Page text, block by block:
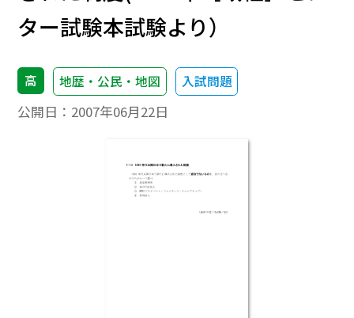
ター試験本試験より）
高 地歴・公民・地図 入試問題
公開日： 2007年06月22日